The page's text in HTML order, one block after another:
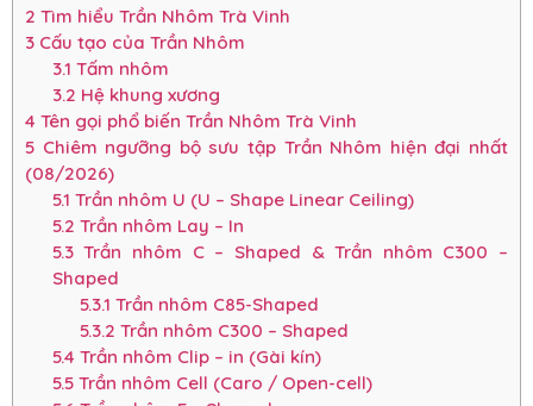
2 Tìm hiểu Trần Nhôm Trà Vinh
3 Cấu tạo của Trần Nhôm
3.1 Tấm nhôm
3.2 Hệ khung xương
4 Tên gọi phổ biến Trần Nhôm Trà Vinh
5 Chiêm ngưỡng bộ sưu tập Trần Nhôm hiện đại nhất
(08/2026)
5.1 Trần nhôm U (U – Shape Linear Ceiling)
5.2 Trần nhôm Lay – In
5.3Trần nhôm C – Shaped & Trần nhôm C300 –
Shaped
5.3.1 Trần nhôm C85-Shaped
5.3.2 Trần nhôm C300 – Shaped
5.4 Trần nhôm Clip – in (Gài kín)
5.5Trần nhôm Cell (Caro / Open-cell)